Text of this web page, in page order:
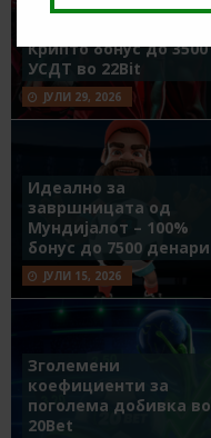
Крипто бонус до 3500
УСДТ во 22Bit
ЈУЛИ 29, 2026
Идеално за
завршницата од
Мундијалот – 100%
бонус до 7500 денари
ЈУЛИ 15, 2026
Зголемени
коефициенти за
поголема добивка во
20Bet